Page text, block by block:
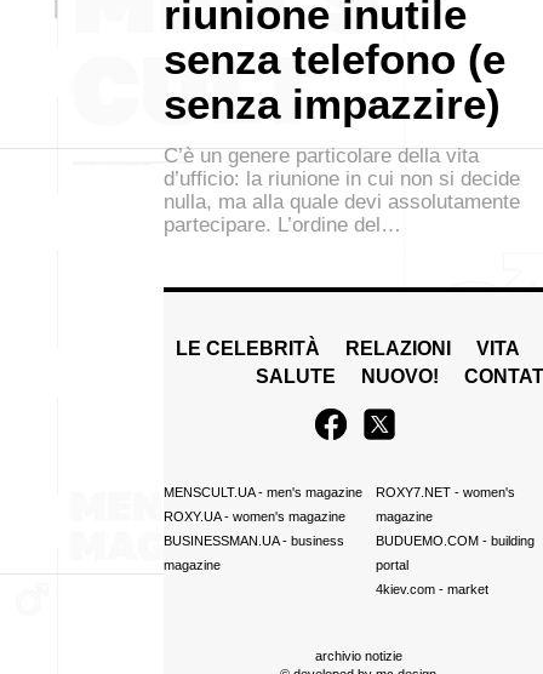
riunione inutile
senza telefono (e
senza impazzire)
C’è un genere particolare della vita
d’ufficio: la riunione in cui non si decide
nulla, ma alla quale devi assolutamente
partecipare. L’ordine del…
LE CELEBRITÀ RELAZIONI
VITA
SALUTE
NUOVO!
MENSCULT.UA- men's magazine
ROXY.UA- women's magazine
BUSINESSMAN.UA- business
magazine
ROXY7.NET- women's
magazine
BUDUEMO.COM- building
portal
4kiev.com- market
archivio notizie